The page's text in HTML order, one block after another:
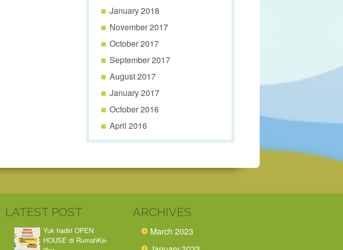
January 2018
November 2017
October 2017
September 2017
August 2017
January 2017
October 2016
April 2016
LATEST POST
Yuk hadiri OPEN
HOUSE di RumahKe-
ARCHIVES
March 2023